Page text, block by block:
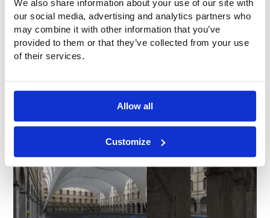
We also share information about your use of our site with
our social media, advertising and analytics partners who
may combine it with other information that you’ve
provided to them or that they’ve collected from your use
of their services.
Allow all
Customize